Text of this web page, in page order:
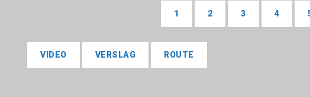
1 2 3 4
VIDEO VERSLAG ROUTE